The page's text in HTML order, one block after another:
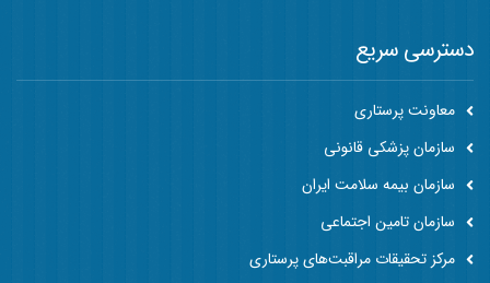
دسترسی سریع
معاونت پرستاری
سازمان پزشکی قانونی
سازمان بیمه سلامت ایران
سازمان تامین اجتماعی
مرکز تحقیقات مراقبت‌های پرستاری